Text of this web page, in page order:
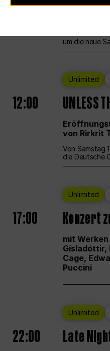
12:00
um die neue
Unlimited
12:00 UNLESS
von Rirkrit
Von Samstag
die Deutsche
Unlimited
17:00 Konzert
mit
Gísladóttir,
Cage,
Puccini
Unlimited
22:00 Late